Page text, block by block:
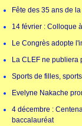
Fête des 35 ans de
14 février : Colloque
Le Congrès adopte
La CLEF ne publiera
Sports de filles,
Evelyne Nakache
4 décembre :
baccalauréat